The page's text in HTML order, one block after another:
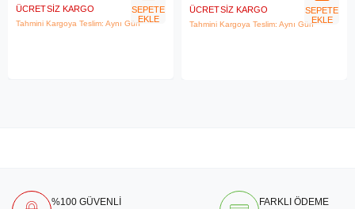
ÜCRETSIZ KARGO
Tahmini Kargoya Teslim: Aynı Gün
SEPETE
EKLE
ÜCRETSIZ KARGO
Tahmini Kargoya Teslim: Aynı Gün
SEPETE
EKLE
%100 GÜVENLİ
FARKLI ÖDEME